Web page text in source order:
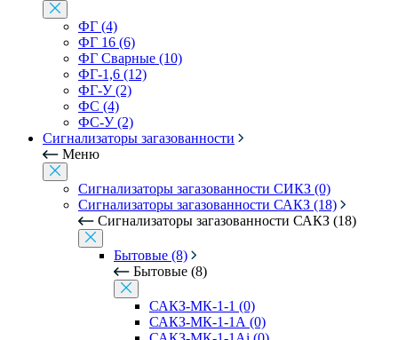
ФГ (4)
ФГ 16 (6)
ФГ Сварные (10)
ФГ-1,6 (12)
ФГ-У (2)
ФС (4)
ФС-У (2)
Сигнализаторы загазованности
Меню
Сигнализаторы загазованности СИКЗ (0)
Сигнализаторы загазованности САКЗ (18)
Сигнализаторы загазованности САКЗ (18)
Бытовые (8)
Бытовые (8)
САКЗ-МК-1-1 (0)
САКЗ-МК-1-1А (0)